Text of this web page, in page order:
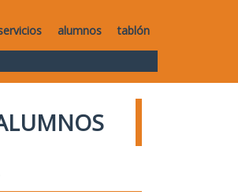
alumnos tablón